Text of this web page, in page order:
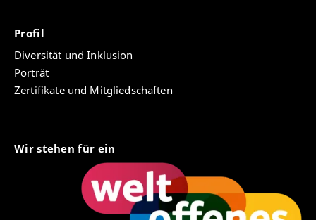
Profil
Diversität und Inklusion
Porträt
Zertifikate und Mitgliedschaften
Wir stehen für ein